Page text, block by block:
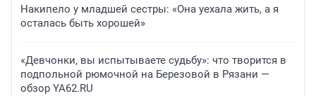
Накипело у младшей сестры: «Она уехала жить, а я
осталась быть хорошей»
«Девчонки, вы испытываете судьбу»: что творится в
подпольной рюмочной на Березовой в Рязани —
обзор YA62.RU